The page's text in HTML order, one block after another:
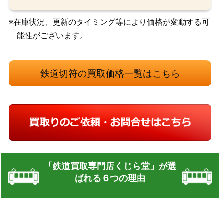
※在庫状況、更新のタイミング等により価格が変動する可
能性がございます。
鉄道切符の買取価格一覧はこちら
「鉄道買取専門店くじら堂」が選
ばれる６つの理由